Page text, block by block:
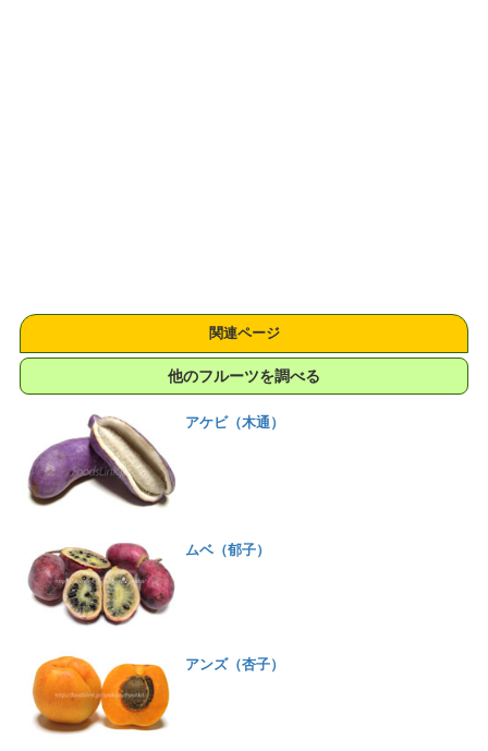
関連ページ
他のフルーツを調べる
アケビ（木通）
ムベ（郁子）
アンズ（杏子）